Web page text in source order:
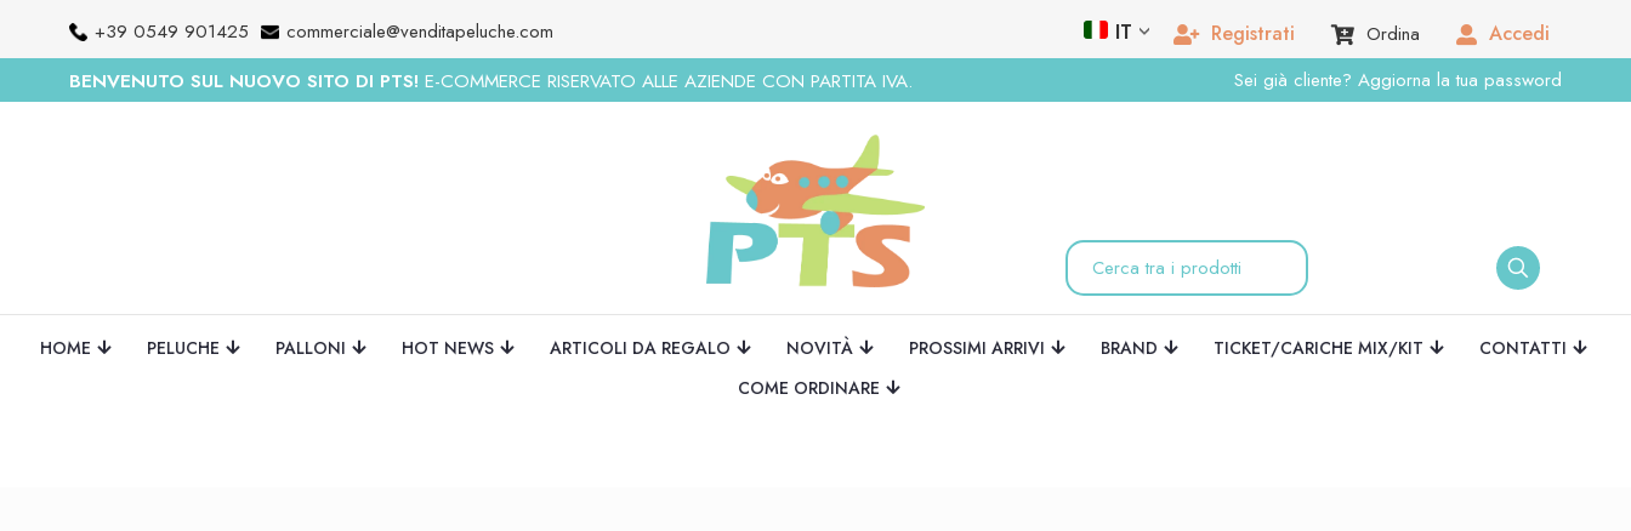
+39 0549 901425 commerciale@venditapeluche.com IT Registrati Ordina Accedi
BENVENUTO SUL NUOVO SITO DI PTS! E-COMMERCE RISERVATO ALLE AZIENDE CON PARTITA IVA. Sei già cliente? Aggiorna la tua password
HOME PELUCHE PALLONI HOT NEWS ARTICOLI DA REGALO NOVITÀ PROSSIMI ARRIVI BRAND TICKET/CARICHE MIX/KIT
CONTATTI
COME ORDINARE